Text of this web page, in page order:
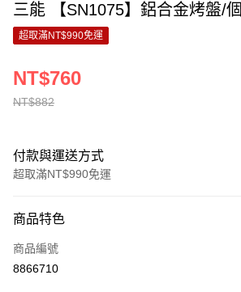
三能 【SN1075】鋁合金烤盤/個
超取滿NT$990免運
NT$882
NT$760
付款與運送方式
超取滿NT$990免運
信用卡一次付款
超商取貨付款
商品特色
商品編號
8866710